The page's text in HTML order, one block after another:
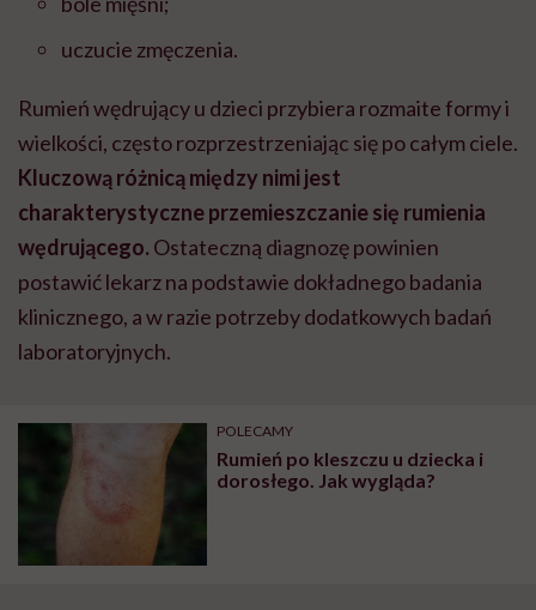
uczucie zmęczenia.
Rumień wędrujący u dzieci przybiera rozmaite formy i
wielkości, często rozprzestrzeniając się po całym ciele.
Kluczową różnicą między nimi jest
charakterystyczne przemieszczanie się rumienia
wędrującego. Ostateczną diagnozę powinien
postawić lekarz na podstawie dokładnego badania
klinicznego, a w razie potrzeby dodatkowych badań
laboratoryjnych.
POLECAMY
Rumień po kleszczu u dziecka i
dorosłego. Jak wygląda?